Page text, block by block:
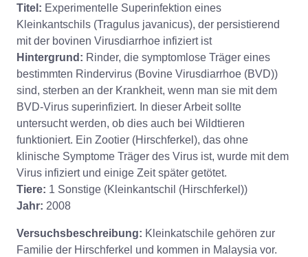
Titel: Experimentelle Superinfektion eines
Kleinkantschils (Tragulus javanicus), der persistierend
mit der bovinen Virusdiarrhoe infiziert ist
Hintergrund: Rinder, die symptomlose Träger eines
bestimmten Rindervirus (Bovine Virusdiarrhoe (BVD))
sind, sterben an der Krankheit, wenn man sie mit dem
BVD-Virus superinfiziert. In dieser Arbeit sollte
untersucht werden, ob dies auch bei Wildtieren
funktioniert. Ein Zootier (Hirschferkel), das ohne
klinische Symptome Träger des Virus ist, wurde mit dem
Virus infiziert und einige Zeit später getötet.
Tiere: 1 Sonstige (Kleinkantschil (Hirschferkel))
Jahr: 2008
Versuchsbeschreibung: Kleinkatschile gehören zur
Familie der Hirschferkel und kommen in Malaysia vor.